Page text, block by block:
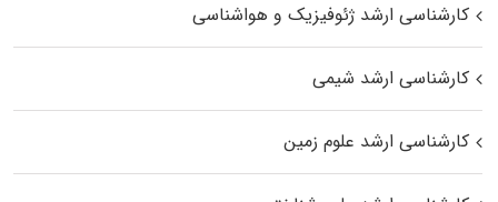
کارشناسی ارشد ژئوفیزیک و هواشناسی
کارشناسی ارشد شیمی
کارشناسی ارشد علوم زمین